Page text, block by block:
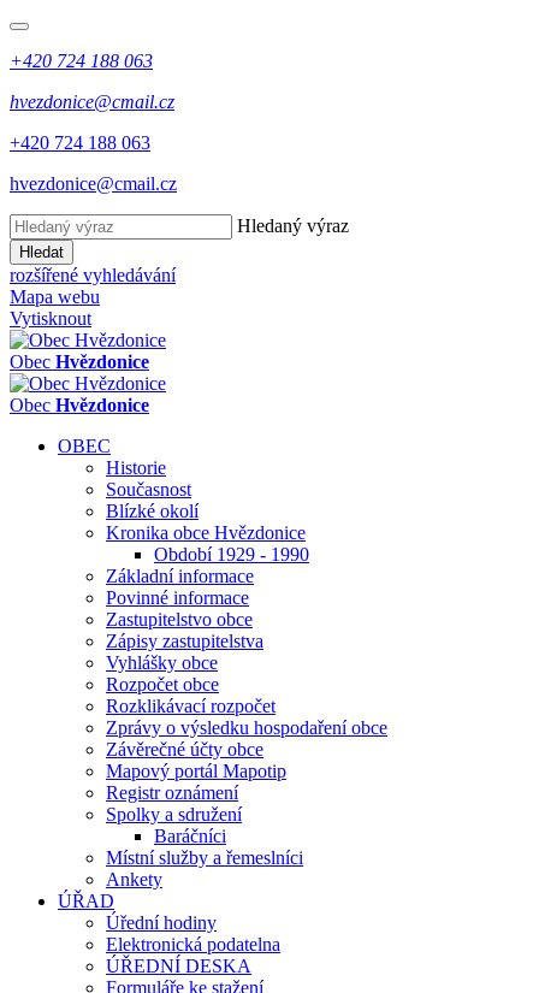
+420 724 188 063
hvezdonice@cmail.cz
+420 724 188 063
hvezdonice@cmail.cz
Hledaný výraz
Hledat
rozšířené vyhledávání
Mapa webu
Vytisknout
Obec Hvězdonice
Obec Hvězdonice
OBEC
Historie
Současnost
Blízké okolí
Kronika obce Hvězdonice
Období 1929 - 1990
Základní informace
Povinné informace
Zastupitelstvo obce
Zápisy zastupitelstva
Vyhlášky obce
Rozpočet obce
Rozklikávací rozpočet
Zprávy o výsledku hospodaření obce
Závěrečné účty obce
Mapový portál Mapotip
Registr oznámení
Spolky a sdružení
Baráčníci
Místní služby a řemeslníci
Ankety
ÚŘAD
Úřední hodiny
Elektronická podatelna
ÚŘEDNÍ DESKA
Formuláře ke stažení